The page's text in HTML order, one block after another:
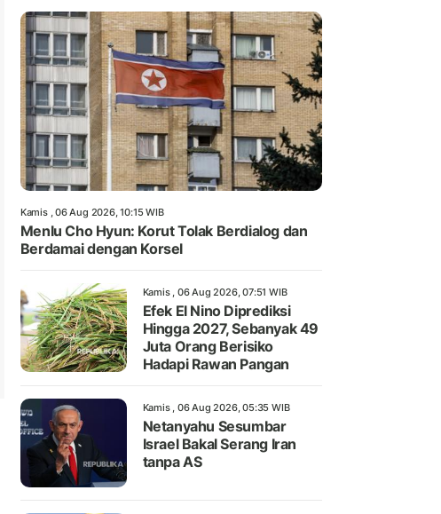
Kamis , 06 Aug 2026, 10:15 WIB
Menlu Cho Hyun: Korut Tolak Berdialog dan
Berdamai dengan Korsel
Kamis , 06 Aug 2026, 07:51 WIB
Efek El Nino Diprediksi
Hingga 2027, Sebanyak 49
Juta Orang Berisiko
Hadapi Rawan Pangan
Kamis , 06 Aug 2026, 05:35 WIB
Netanyahu Sesumbar
Israel Bakal Serang Iran
tanpa AS